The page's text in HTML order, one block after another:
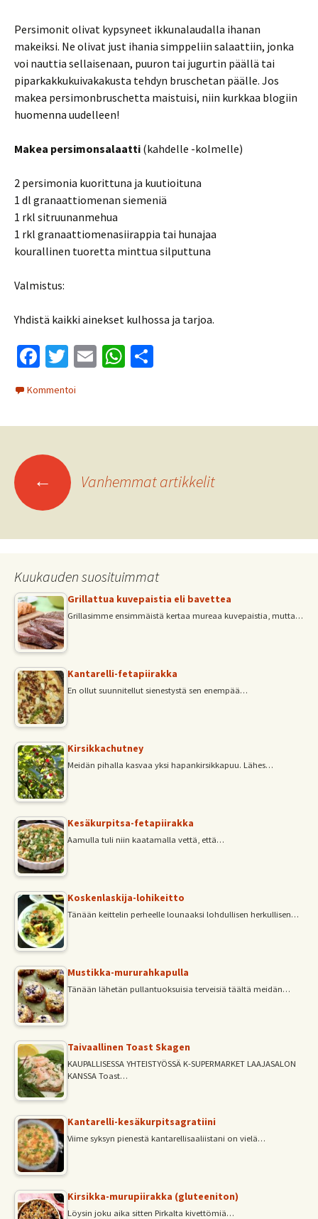
Persimonit olivat kypsyneet ikkunalaudalla ihanan
makeiksi. Ne olivat just ihania simppeliin salaattiin, jonka
voi nauttia sellaisenaan, puuron tai jugurtin päällä tai
piparkakkukuivakakusta tehdyn bruschetan päälle. Jos
makea persimonbruschetta maistuisi, niin kurkkaa blogiin
huomenna uudelleen!
Makea persimonsalaatti (kahdelle -kolmelle)
2 persimonia kuorittuna ja kuutioituna
1 dl granaattiomenan siemeniä
1 rkl sitruunanmehua
1 rkl granaattiomenasiirappia tai hunajaa
kourallinen tuoretta minttua silputtuna
Valmistus:
Yhdistä kaikki ainekset kulhossa ja tarjoa.
Fa
b
o
o
T
wi
tt
er
E
l
W
sA e
Kommentoi
Artikkelien
selaus
← Vanhemmat artikkelit
Kuukauden suosituimmat
Grillattua kuvepaistia eli bavettea
Grillasimme ensimmäistä kertaa mureaa kuvepaistia, mutta…
Kantarelli-fetapiirakka
En ollut suunnitellut sienestystä sen enempää…
Kirsikkachutney
Meidän pihalla kasvaa yksi hapankirsikkapuu. Lähes…
Kesäkurpitsa-fetapiirakka
Aamulla tuli niin kaatamalla vettä, että…
Koskenlaskija-lohikeitto
Tänään keittelin perheelle lounaaksi lohdullisen herkullisen…
Mustikka-mururahkapulla
Tänään lähetän pullantuoksuisia terveisiä täältä meidän…
Taivaallinen Toast Skagen
KAUPALLISESSA YHTEISTYÖSSÄ K-SUPERMARKET LAAJASALON
KANSSA Toast…
Kantarelli-kesäkurpitsagratiini
Viime syksyn pienestä kantarellisaaliistani on vielä…
Kirsikka-murupiirakka (gluteeniton)
Löysin joku aika sitten Pirkalta kivettömiä…